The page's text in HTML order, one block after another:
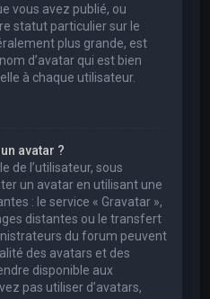
vous avez publié, ou
statut particulier sur le
plus grande, est
d’avatar qui est bien
à chaque utilisateur.
avatar ?
de l’utilisateur, sous
un avatar en utilisant une
: le service « Gravatar »,
distantes ou le transfert
du forum peuvent
des avatars et des
disponible aux
pas utiliser d’avatars,